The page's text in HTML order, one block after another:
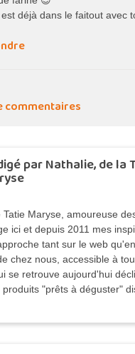
déjà dans le faitout avec
commentaires
par Nathalie, de la
Maryse, amoureuse
ici et depuis 2011 mes
tant sur le web
chez nous, accessible à
se retrouve aujourd'hui
"prêts à déguster"